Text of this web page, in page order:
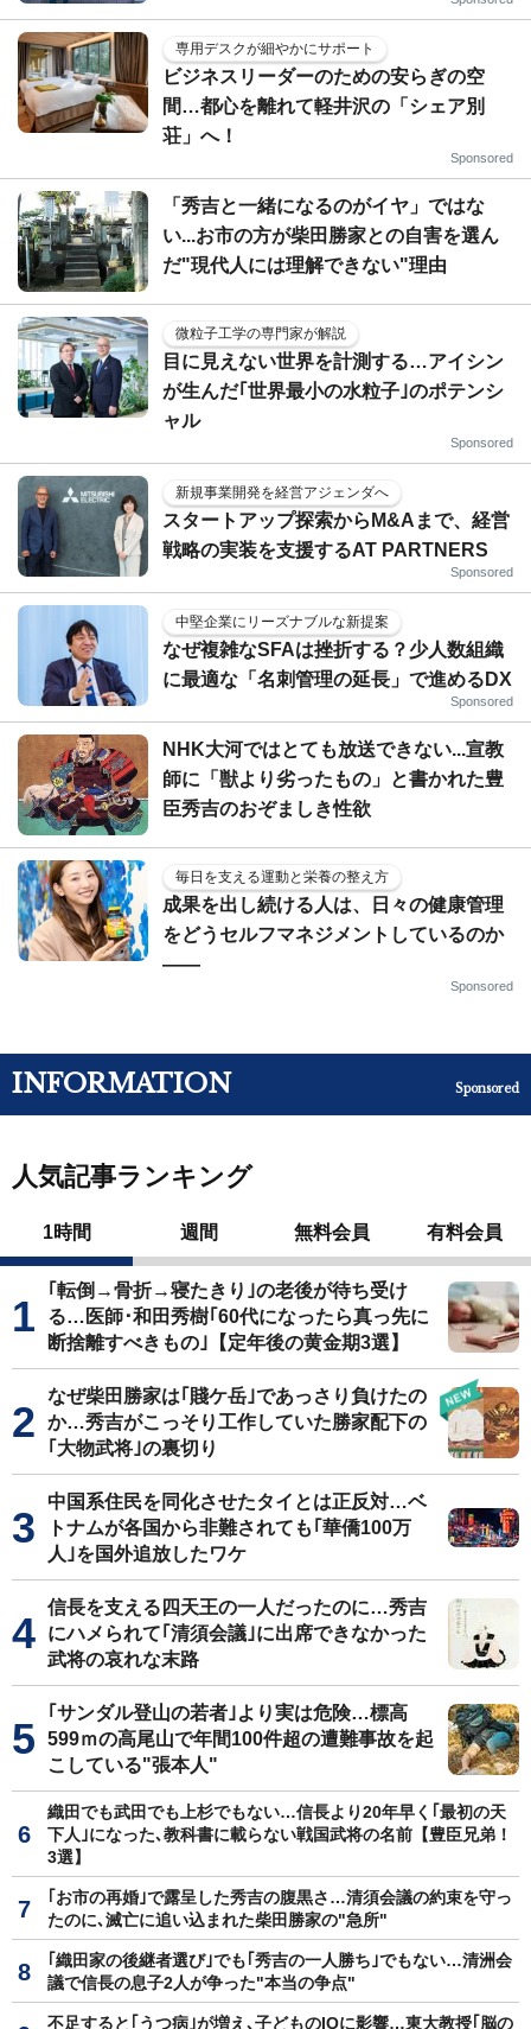
専用デスクが細やかにサポート
ビジネスリーダーのための安らぎの空
間…都心を離れて軽井沢の「シェア別
荘」へ！
Sponsored
「秀吉と一緒になるのがイヤ」ではな
い...お市の方が柴田勝家との自害を選ん
だ"現代人には理解できない"理由
微粒子工学の専門家が解説
目に見えない世界を計測する…アイシン
が生んだ｢世界最小の水粒子｣のポテンシ
ャル
Sponsored
新規事業開発を経営アジェンダへ
スタートアップ探索からM&Aまで、経営
戦略の実装を支援するAT PARTNERS
Sponsored
中堅企業にリーズナブルな新提案
なぜ複雑なSFAは挫折する？少人数組織
に最適な「名刺管理の延長」で進めるDX
Sponsored
NHK大河ではとても放送できない...宣教
師に「獣より劣ったもの」と書かれた豊
臣秀吉のおぞましき性欲
毎日を支える運動と栄養の整え方
成果を出し続ける人は、日々の健康管理
をどうセルフマネジメントしているのか
——
Sponsored
INFORMATION Sponsored
人気記事ランキング
1時間 週間 無料会員 有料会員
｢転倒→骨折→寝たきり｣の老後が待ち受け
る…医師･和田秀樹｢60代になったら真っ先に
断捨離すべきもの｣【定年後の黄金期3選】
なぜ柴田勝家は｢賤ケ岳｣であっさり負けたの
か…秀吉がこっそり工作していた勝家配下の
｢大物武将｣の裏切り
中国系住民を同化させたタイとは正反対…ベ
トナムが各国から非難されても｢華僑100万
人｣を国外追放したワケ
信長を支える四天王の一人だったのに…秀吉
にハメられて｢清須会議｣に出席できなかった
武将の哀れな末路
｢サンダル登山の若者｣より実は危険…標高
599ｍの高尾山で年間100件超の遭難事故を起
こしている"張本人"
織田でも武田でも上杉でもない…信長より20年早く｢最初の天
下人｣になった､教科書に載らない戦国武将の名前【豊臣兄弟！
3選】
｢お市の再婚｣で露呈した秀吉の腹黒さ…清須会議の約束を守っ
たのに､滅亡に追い込まれた柴田勝家の"急所"
｢織田家の後継者選び｣でも｢秀吉の一人勝ち｣でもない…清洲会
議で信長の息子2人が争った"本当の争点"
不足すると｢うつ病｣が増え､子どものIQに影響…東大教授｢脳の